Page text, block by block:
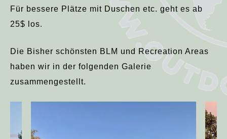
Für bessere Plätze mit Duschen etc. geht es ab
25$ los.
Die Bisher schönsten BLM und Recreation Areas
haben wir in der folgenden Galerie
zusammengestellt.